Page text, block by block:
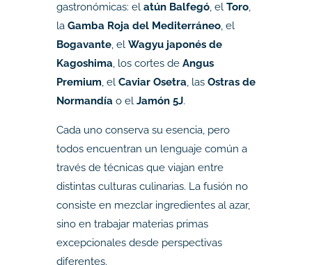
gastronómicas: el atún Balfegó, el Toro,
la Gamba Roja del Mediterráneo, el
Bogavante, el Wagyu japonés de
Kagoshima, los cortes de Angus
Premium, el Caviar Osetra, las Ostras de
Normandíao el Jamón 5J.
Cada uno conserva su esencia, pero
todos encuentran un lenguaje común a
través de técnicas que viajan entre
distintas culturas culinarias. La fusión no
consiste en mezclar ingredientes al azar,
sino en trabajar materias primas
excepcionales desde perspectivas
diferentes.